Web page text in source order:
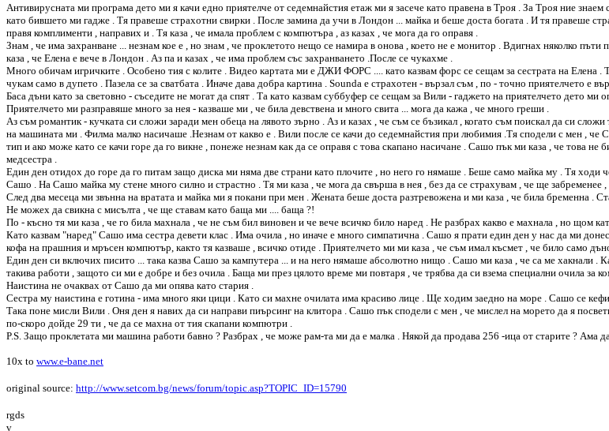
Антивирусната ми програма дето ми я качи едно приятелче от седемнайстия етаж ми я засече като правена в Троя . За Троя ние
като бившето ми гадже . Тя правеше страхотни свирки . После замина да учи в Лондон ... майка и беше доста богата . И тя правеше
правя комплименти , направих и . Тя каза , че имала проблем с компютъра , аз казах , че мога да го оправя .
Знам , че има захранване ... незнам кое е , но знам , че проклетото нещо се намира в онова , което не е монитор . Вдигнах няколко
каза , че Елена е вече в Лондон . Аз па и казах , че има проблем със захранването .После се чукахме .
Много обичам игричките . Особено тия с колите . Видео картата ми е ДЖИ ФОРС .... като казвам форс се сещам за сестрата на Елена .
чукам само в дупето . Пазела се за сватбата . Иначе дава добра картина . Sounda e страхотен - вързал съм , по - точно приятелчето е
Баса дъни като за световно - съседите не могат да спят . Та като казвам суббуфер се сещам за Вили - гаджето на приятелчето дето ми
Приятелчето ми разправяше много за нея - казваше ми , че била девствена и много свита ... мога да кажа , че много греши .
Аз съм романтик - кучката си сложи заради мен обеца на лявото зърно . Аз и казах , че съм се бъзикал , когато съм поискал да си
на машината ми . Филма малко насичаше .Незнам от какво е . Вили после се качи до седемнайстия при любимия .Тя сподели с мен , че
тип и ако може като се качи горе да го викне , понеже незнам как да се оправя с това скапано насичане . Сашо пък ми каза , че това
медсестра .
Един ден отидох до горе да го питам защо диска ми няма две страни като плочите , но него го нямаше . Беше само майка му . Тя
Сашо . На Сашо майка му стене много силно и страстно . Тя ми каза , че мога да свърша в нея , без да се страхувам , че ще забременее
След два месеца ми звънна на вратата и майка ми я покани при мен . Жената беше доста разтревожена и ми каза , че била бременна .
Не можех да свикна с мисълта , че ще ставам като баща ми .... баща ?!
По - късно тя ми каза , че го била махнала , че не съм бил виновен и че вече всичко било наред . Не разбрах какво е махнала , но щом
Като казвам "наред" Сашо има сестра девети клас . Има очила , но иначе е много симпатична . Сашо я прати един ден у нас да ми
кофа на прашния и мръсен компютър, както тя казваше , всичко отиде . Приятелчето ми ми каза , че съм имал късмет , че било само
Един ден си включих писито ... така казва Сашо за кампутера ... и на него нямаше абсолютно нищо . Сашо ми каза , че са ме хакнали .
такива работи , защото си ми е добре и без очила . Баща ми през цялото време ми повтаря , че трябва да си взема специални очила за
Наистина не очаквах от Сашо да ми опява като стария .
Сестра му наистина е готина - има много яки цици . Като си махне очилата има красиво лице . Ще ходим заедно на море . Сашо се
Така поне мисли Вили . Оня ден я навих да си направи пиърсинг на клитора . Сашо пък сподели с мен , че мислел на морето да я
по-скоро дойде 29 ти , че да се махна от тия скапани компютри .
P.S. Защо проклетата ми машина работи бавно ? Разбрах , че може рам-та ми да е малка . Някой да продава 256 -ица от старите ? Ама
10x to www.e-bane.net
original source: http://www.setcom.bg/news/forum/topic.asp?TOPIC_ID=15790
rgds
v